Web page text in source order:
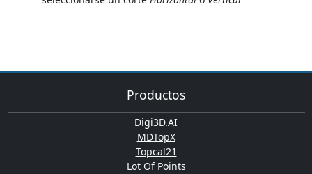
Productos
Digi3D.AI
MDTopX
Topcal21
Lot Of Points